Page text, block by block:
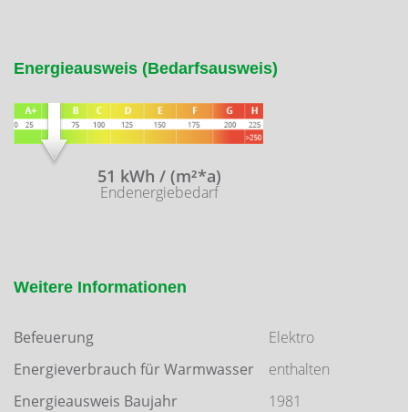
Energieausweis (Bedarfsausweis)
51 kWh / (m²*a)
Endenergiebedarf
Weitere Informationen
Befeuerung
Elektro
Energieverbrauch für Warmwasser
enthalten
Energieausweis Baujahr
1981